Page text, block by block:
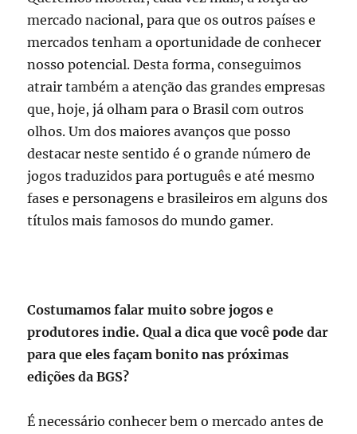
mercado nacional, para que os outros países e
mercados tenham a oportunidade de conhecer
nosso potencial. Desta forma, conseguimos
atrair também a atenção das grandes empresas
que, hoje, já olham para o Brasil com outros
olhos. Um dos maiores avanços que posso
destacar neste sentido é o grande número de
jogos traduzidos para português e até mesmo
fases e personagens e brasileiros em alguns dos
títulos mais famosos do mundo gamer.
Costumamos falar muito sobre jogos e
produtores indie. Qual a dica que você pode dar
para que eles façam bonito nas próximas
edições da BGS?
É necessário conhecer bem o mercado antes de